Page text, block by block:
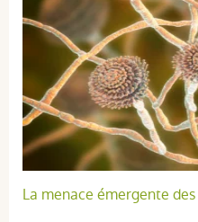
La menace émergente